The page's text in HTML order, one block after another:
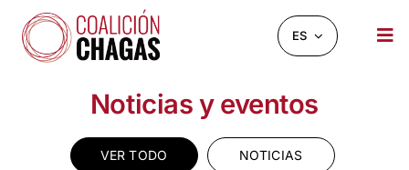
contenido
ES
NOTICIAS Y EVENTOS
SOBRE NOSOTROS
Noticias y eventos
VER TODO NOTICIAS